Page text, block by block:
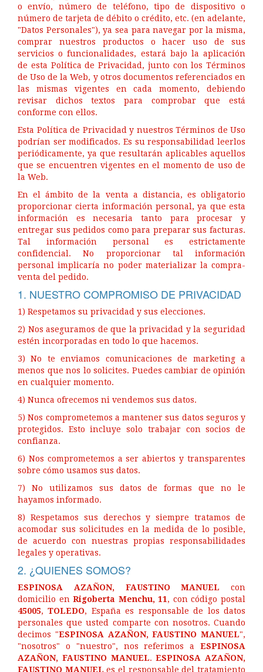
o envío, número de teléfono, tipo de dispositivo o
número de tarjeta de débito o crédito, etc. (en adelante,
"Datos Personales"), ya sea para navegar por la misma,
comprar nuestros productos o hacer uso de sus
servicios o funcionalidades, estará bajo la aplicación
de esta Política de Privacidad, junto con los Términos
de Uso de la Web, y otros documentos referenciados en
las mismas vigentes en cada momento, debiendo
revisar dichos textos para comprobar que está
conforme con ellos.
Esta Política de Privacidad y nuestros Términos de Uso
podrían ser modificados. Es su responsabilidad leerlos
periódicamente, ya que resultarán aplicables aquellos
que se encuentren vigentes en el momento de uso de
la Web.
En el ámbito de la venta a distancia, es obligatorio
proporcionar cierta información personal, ya que esta
información es necesaria tanto para procesar y
entregar sus pedidos como para preparar sus facturas.
Tal información personal es estrictamente
confidencial. No proporcionar tal información
personal implicaría no poder materializar la compra-
venta del pedido.
1. NUESTRO COMPROMISO DE PRIVACIDAD
1) Respetamos su privacidad y sus elecciones.
2) Nos aseguramos de que la privacidad y la seguridad
estén incorporadas en todo lo que hacemos.
3) No te enviamos comunicaciones de marketing a
menos que nos lo solicites. Puedes cambiar de opinión
en cualquier momento.
4) Nunca ofrecemos ni vendemos sus datos.
5) Nos comprometemos a mantener sus datos seguros y
protegidos. Esto incluye solo trabajar con socios de
confianza.
6) Nos comprometemos a ser abiertos y transparentes
sobre cómo usamos sus datos.
7) No utilizamos sus datos de formas que no le
hayamos informado.
8) Respetamos sus derechos y siempre tratamos de
acomodar sus solicitudes en la medida de lo posible,
de acuerdo con nuestras propias responsabilidades
legales y operativas.
2. ¿QUIENES SOMOS?
ESPINOSA AZAÑON, FAUSTINO MANUEL con
domicilio enRigoberta Menchu, 11, con código postal
45005,TOLEDO, España es responsable de los datos
personales que usted comparte con nosotros. Cuando
decimos "ESPINOSA AZAÑON, FAUSTINO MANUEL",
"nosotros" o "nuestro", nos referimos a ESPINOSA
AZAÑON, FAUSTINO MANUEL.ESPINOSA AZAÑON,
FAUSTINO MANUEL es el responsable del tratamiento